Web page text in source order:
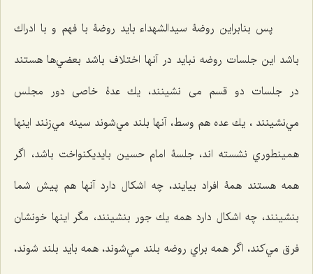
پس بنابراين روضۀ سيدالشهداء بايد روضۀ با فهم و با ادراك
باشد اين جلسات روضه نبايد در آنها اختلاف باشد بعضي‌ها هستند
در جلسات دو قسم می نشینند، يك عدۀ خاصی دور مجلس
مي‌نشينند ، يك عده هم وسط، آنها بلند مي‌شوند سينه مي‌زنند اينها
همينطوري نشسته اند، جلسۀ امام حسين بایديكنواخت باشد، اگر
همه هستند همۀ افراد بيايند، چه اشكال دارد آنها هم پيش شما
بنشينند، چه اشكال دارد همه يك جور بنشينند، مگر اينها خونشان
فرق مي‌كند، اگر همه براي روضه بلند مي‌شوند، همه بايد بلند شوند،